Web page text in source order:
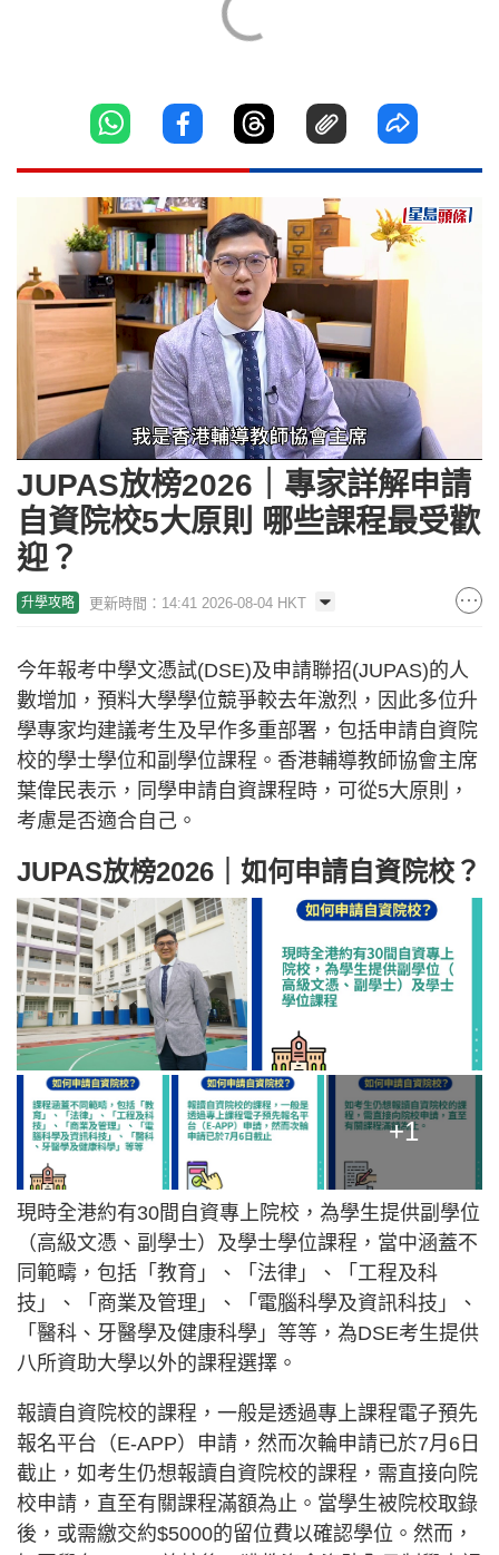
Loaded:
29.94%
JUPAS放榜2026｜專家詳解申請
自資院校5大原則 哪些課程最受歡
迎？
升學攻略 更新時間：14:41 2026-08-04 HKT
今年報考中學文憑試(DSE)及申請聯招(JUPAS)的人
數增加，預料大學學位競爭較去年激烈，因此多位升
學專家均建議考生及早作多重部署，包括申請自資院
校的學士學位和副學位課程。香港輔導教師協會主席
葉偉民表示，同學申請自資課程時，可從5大原則，
考慮是否適合自己。
JUPAS放榜2026｜如何申請自資院校？
+1
現時全港約有30間自資專上院校，為學生提供副學位
（高級文憑、副學士）及學士學位課程，當中涵蓋不
同範疇，包括「教育」、「法律」、「工程及科
技」、「商業及管理」、「電腦科學及資訊科技」、
「醫科、牙醫學及健康科學」等等，為DSE考生提供
八所資助大學以外的課程選擇。
報讀自資院校的課程，一般是透過專上課程電子預先
報名平台（E-APP）申請，然而次輪申請已於7月6日
截止，如考生仍想報讀自資院校的課程，需直接向院
校申請，直至有關課程滿額為止。當學生被院校取錄
後，或需繳交約$5000的留位費以確認學位。然而，